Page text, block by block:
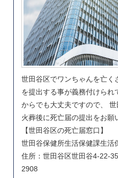
世田谷区でワンちゃんを亡く
を提出する事が義務付けられ
からでも大丈夫ですので、
火葬後に死亡届の提出をお願
【世田谷区の死亡届窓口】
世田谷保健所生活保健課生活
住所：世田谷区世田谷4-22-
2908